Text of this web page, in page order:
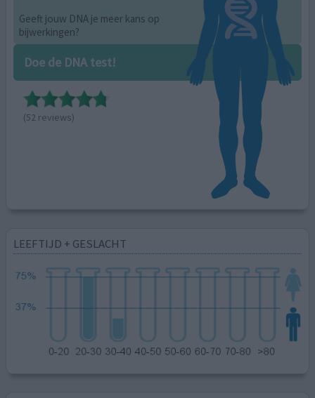
Geeft jouw DNA je meer kans op
bijwerkingen?
Doe de DNA test!
(52 reviews)
LEEFTIJD + GESLACHT